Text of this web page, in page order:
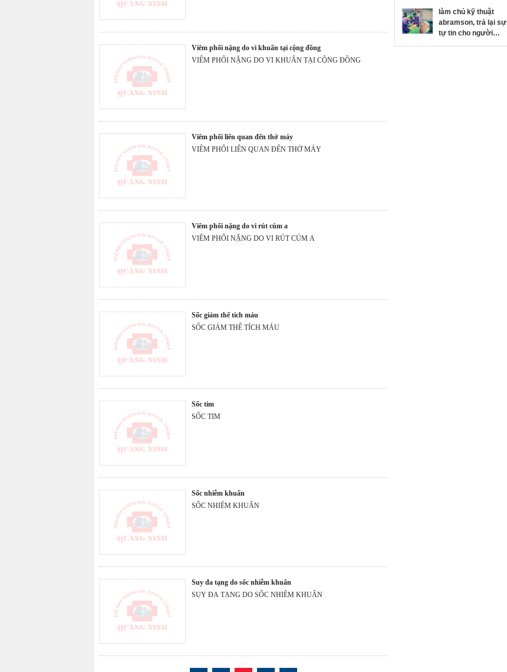
viêm phổi nặng do vi khuẩn tại cộng đồng
VIÊM PHỔI NẶNG DO VI KHUẨN TẠI CỘNG ĐỒNG
viêm phổi liên quan đến thở máy
VIÊM PHỔI LIÊN QUAN ĐẾN THỞ MÁY
viêm phổi nặng do vi rút cúm a
VIÊM PHỔI NẶNG DO VI RÚT CÚM A
sốc giảm thể tích máu
SỐC GIẢM THỂ TÍCH MÁU
sốc tim
SỐC TIM
sốc nhiễm khuẩn
SỐC NHIỄM KHUẨN
suy đa tạng do sốc nhiễm khuẩn
SUY ĐA TẠNG DO SỐC NHIỄM KHUẨN
hoạch, xây dựng
bệnh viện hiện đại
tại bệnh viện trung
ương quân đội 108
làm chủ kỹ thuật
abramson, trả lại sự
tự tin cho người